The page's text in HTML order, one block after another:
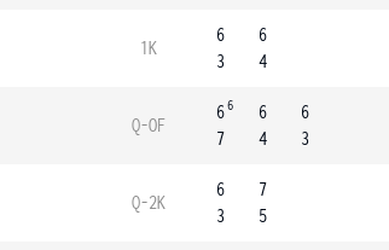
1K
6
3
6
4
Q-OF
66
7
6
4
6
3
Q-2K
6
3
7
5